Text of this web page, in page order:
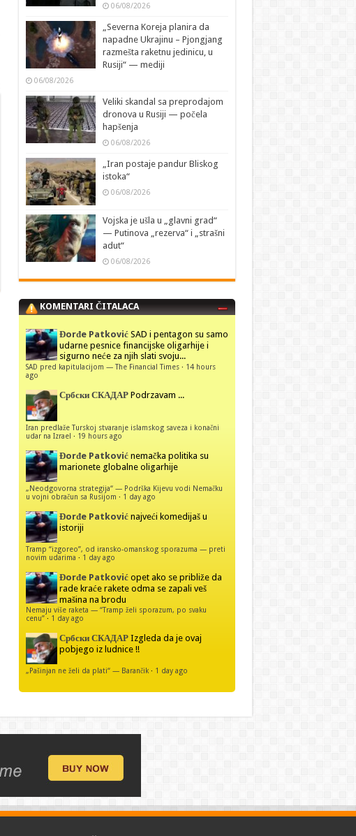
06/08/2026
„Severna Koreja planira da
napadne Ukrajinu – Pjongjang
razmešta raketnu jedinicu, u
Rusiji“ — mediji
06/08/2026
Veliki skandal sa preprodajom
dronova u Rusiji — počela
hapšenja
06/08/2026
„Iran postaje pandur Bliskog
istoka“
06/08/2026
Vojska je ušla u „glavni grad“
— Putinova „rezerva“ i „strašni
adut“
06/08/2026
KOMENTARI ČITALACA
Đorđe Patković SAD i pentagon su samo
udarne pesnice financijske oligarhije i
sigurno neće za njih slati svoju...
SAD pred kapitulacijom — The Financial Times· 14 hours
ago
Србски СКАДАР Podrzavam ...
Iran predlaže Turskoj stvaranje islamskog saveza i konačni
udar na Izrael · 19 hours ago
Đorđe Patković nemačka politika su
marionete globalne oligarhije
„Neodgovorna strategija“ — Podrška Kijevu vodi Nemačku
u vojni obračun sa Rusijom · 1 day ago
Đorđe Patković najveći komedijaš u
istoriji
Tramp “izgoreo”, od iransko-omanskog sporazuma — preti
novim udarima · 1 day ago
Đorđe Patković opet ako se približe da
rade kraće rakete odma se zapali veš
mašina na brodu
Nemaju više raketa — “Tramp želi sporazum, po svaku
cenu”· 1 day ago
Србски СКАДАР Izgleda da je ovaj
pobjego iz ludnice !!
„Pašinjan ne želi da plati“ — Barančik· 1 day ago